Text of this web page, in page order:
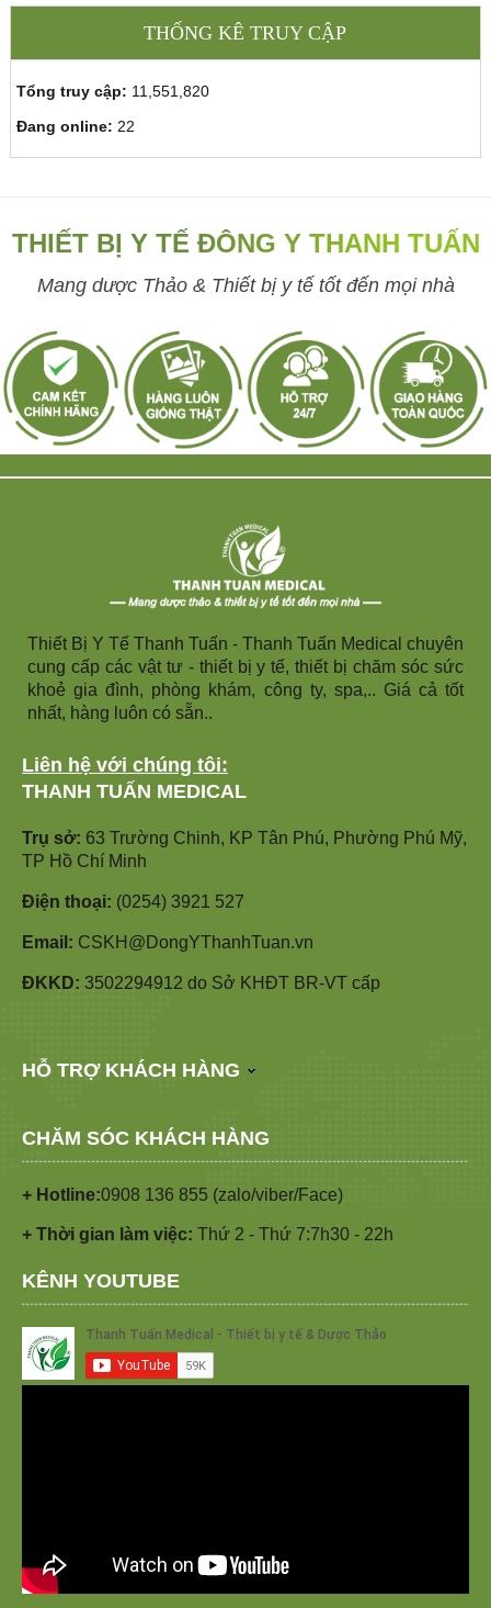
THỐNG KÊ TRUY CẬP
Tổng truy cập: 11,551,820
Đang online: 22
THIẾT BỊ Y TẾ ĐÔNG Y THANH TUẤN
Mang dược Thảo & Thiết bị y tế tốt đến mọi nhà
Thiết Bị Y Tế Thanh Tuấn - Thanh Tuấn Medical chuyên
cung cấp các vật tư - thiết bị y tế, thiết bị chăm sóc sức
khoẻ gia đình, phòng khám, công ty, spa,.. Giá cả tốt
nhất, hàng luôn có sẵn..
Liên hệ với chúng tôi:
THANH TUẤN MEDICAL
Trụ sở: 63 Trường Chinh, KP Tân Phú, Phường Phú Mỹ,
TP Hồ Chí Minh
Điện thoại: (0254) 3921 527
Email: CSKH@DongYThanhTuan.vn
ĐKKD: 3502294912 do Sở KHĐT BR-VT cấp
HỖ TRỢ KHÁCH HÀNG
CHĂM SÓC KHÁCH HÀNG
+ Hotline:0908 136 855 (zalo/viber/Face)
+ Thời gian làm việc: Thứ 2 - Thứ 7:7h30 - 22h
KÊNH YOUTUBE